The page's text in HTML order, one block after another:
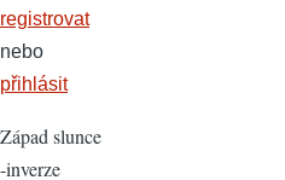
registrovat
nebo
přihlásit
Západ slunce
-inverze